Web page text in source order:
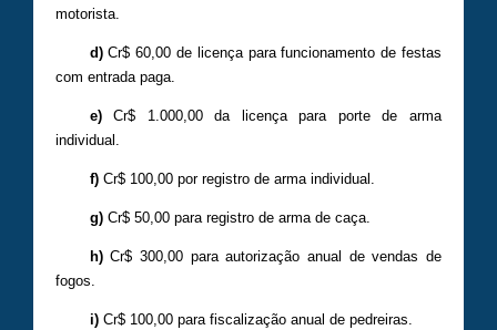
motorista.
d)Cr$ 60,00 de licença para funcionamento de festas
com entrada paga.
e)Cr$ 1.000,00 da licença para porte de arma
individual.
f)Cr$ 100,00 por registro de arma individual.
g)Cr$ 50,00 para registro de arma de caça.
h)Cr$ 300,00 para autorização anual de vendas de
fogos.
i)Cr$ 100,00 para fiscalização anual de pedreiras.